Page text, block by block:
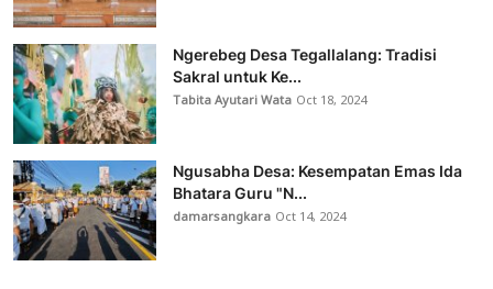
Ngerebeg Desa Tegallalang: Tradisi
Sakral untuk Ke...
Tabita Ayutari Wata Oct 18, 2024
Ngusabha Desa: Kesempatan Emas Ida
Bhatara Guru "N...
damarsangkara Oct 14, 2024